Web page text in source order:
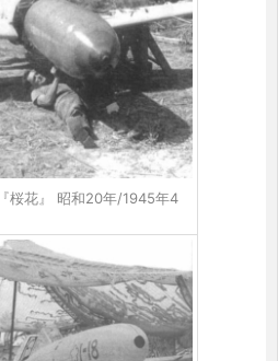
桜花』 昭和20年/1945年4